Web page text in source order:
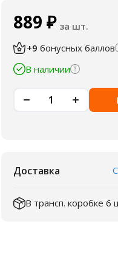
889 ₽ за шт.
+9 бонусных баллов
В наличии
Доставка
В трансп. коробке 6